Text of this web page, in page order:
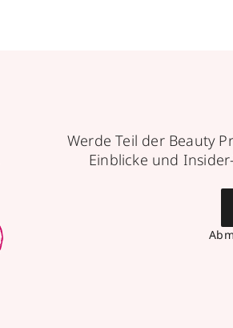
Werde Teil der Beauty
Einblicke und